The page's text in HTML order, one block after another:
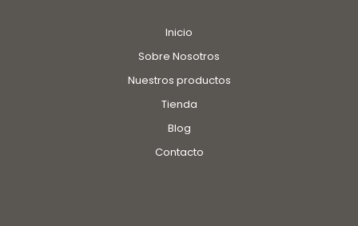
Inicio
Sobre Nosotros
Nuestros productos
Tienda
Blog
Contacto